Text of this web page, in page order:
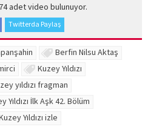
adet video bulunuyor.
Twitterda Paylaş
Berfin Nilsu Aktaş
Kuzey Yıldızı
yıldızı fragman
Yıldızı İlk Aşk 42. Bölüm
Yıldızı izle